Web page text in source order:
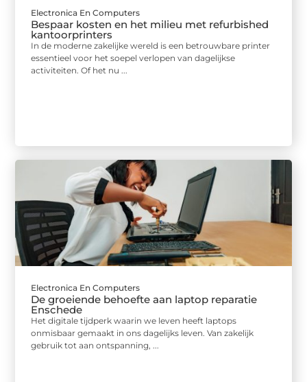
Electronica En Computers
Bespaar kosten en het milieu met refurbished
kantoorprinters
In de moderne zakelijke wereld is een betrouwbare printer
essentieel voor het soepel verlopen van dagelijkse
activiteiten. Of het nu ...
Electronica En Computers
De groeiende behoefte aan laptop reparatie
Enschede
Het digitale tijdperk waarin we leven heeft laptops
onmisbaar gemaakt in ons dagelijks leven. Van zakelijk
gebruik tot aan ontspanning, ...